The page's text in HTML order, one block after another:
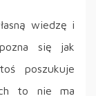
wiedzę i
się jak
poszukuje
to nie ma